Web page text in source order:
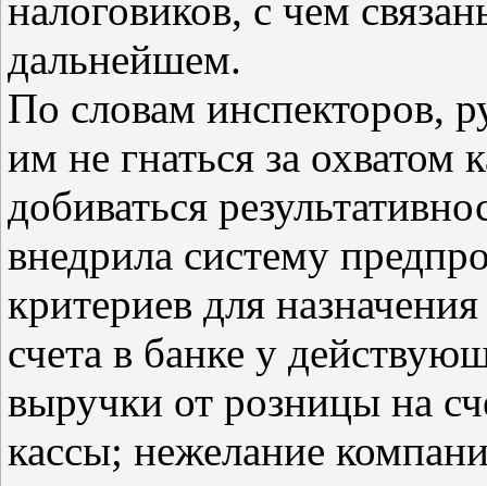
налоговиков, с чем
дальнейшем.
По словам инспекторов,
им не гнаться за охватом
добиваться
внедрила систему
критериев для
счета в банке у
выручки от розницы на
кассы; нежелание